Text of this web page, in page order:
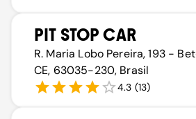
PIT STOP CAR
R. Maria Lobo Pereira, 193 -
CE, 63035-230, Brasil
4.3 (13)